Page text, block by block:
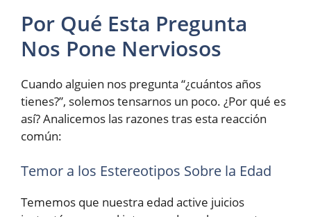
Por Qué Esta Pregunta
Nos Pone Nerviosos
Cuando alguien nos pregunta “¿cuántos años
tienes?”, solemos tensarnos un poco. ¿Por qué es
así? Analicemos las razones tras esta reacción
común:
Temor a los Estereotipos Sobre la Edad
Tememos que nuestra edad active juicios